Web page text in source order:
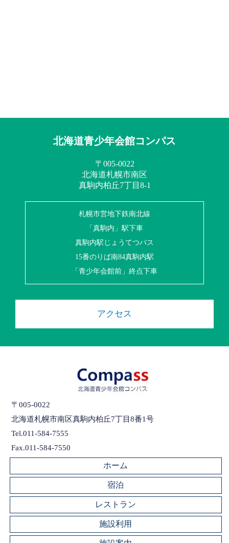
北海道青少年会館コンパス
〒005-0022
北海道札幌市南区
真駒内柏丘7丁目8-1
札幌市営地下鉄南北線
「真駒内」駅下車
真駒内駅じょうてつバス
15番のりば南84真駒内駅
「青少年会館前」終点下車
アクセス
〒005-0022
北海道札幌市南区真駒内柏丘7丁目8番1号
Tel.011-584-7555
Fax.011-584-7550
ホーム
宿泊
レストラン
施設利用